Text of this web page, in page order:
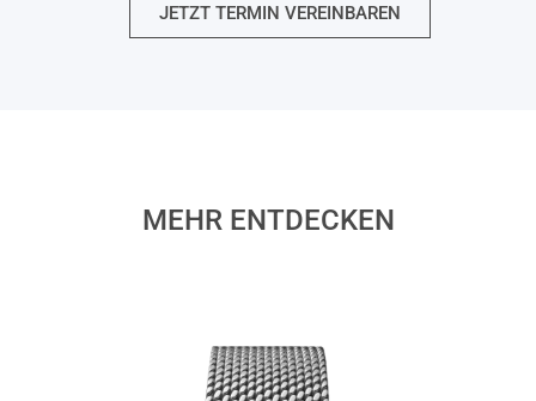
JETZT TERMIN VEREINBAREN
MEHR ENTDECKEN